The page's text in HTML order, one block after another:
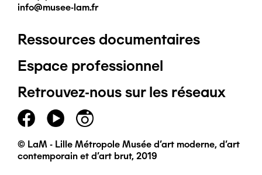
info@musee-lam.fr
Pied
de
page
principal
Ressources documentaires
Espace professionnel
Retrouvez-nous sur les réseaux
© LaM - Lille Métropole Musée d'art moderne, d'art
contemporain et d'art brut, 2019